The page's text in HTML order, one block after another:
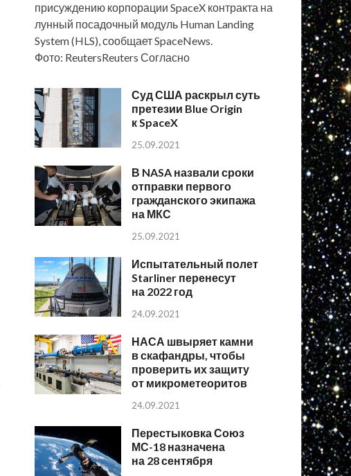
присуждению корпорации SpaceX контракта на
лунный посадочный модуль Human Landing
System (HLS), сообщает SpaceNews.
Фото: ReutersReuters Согласно
Суд США раскрыл суть
претезии Blue Origin
к SpaceX
25.09.2021
В NASA назвали сроки
отправки первого
гражданского экипажа
на МКС
25.09.2021
Испытательный полет
Starliner перенесут
на 2022 год
24.09.2021
НАСА швыряет камни
в скафандры, чтобы
проверить их защиту
от микрометеоритов
24.09.2021
Перестыковка Союз
МС-18 назначена
на 28 сентября